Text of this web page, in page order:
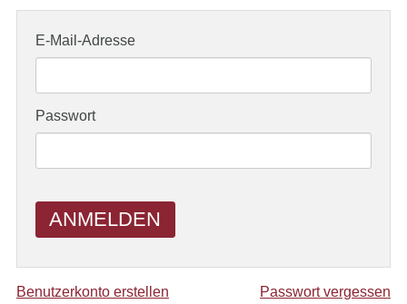
E-Mail-Adresse
Passwort
ANMELDEN
Benutzerkonto erstellen Passwort vergessen